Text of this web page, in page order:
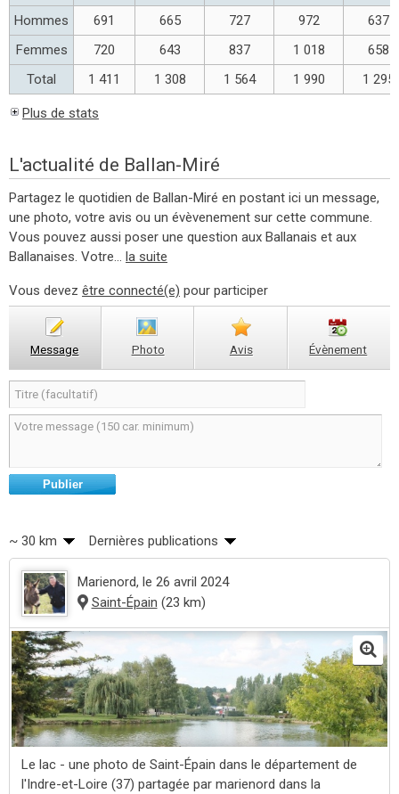
Hommes
691 665 727 972
637
Femmes
720 643 837 1 018
658
Total
1 411 1 308 1 564 1 990 1 295
Plus de stats
L'actualité de Ballan-Miré
Partagez le quotidien de Ballan-Miré en postant ici un message,
une photo, votre avis ou un évèvenement sur cette commune.
Vous pouvez aussi poser une question aux Ballanais et aux
Ballanaises. Votre... la suite
Vous devez être connecté(e) pour participer
Message Photo Avis Évènement
Publier
~ 30 km Dernières publications
Marienord, le 26 avril 2024
Saint-Épain (23 km)
Le lac - une photo de Saint-Épain dans le département de
l'Indre-et-Loire (37) partagée par marienord dans la